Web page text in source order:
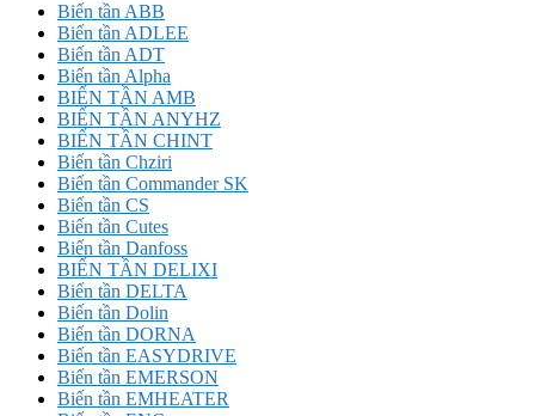
Biến tần ABB
Biến tần ADLEE
Biến tần ADT
Biến tần Alpha
BIẾN TẦN AMB
BIẾN TẦN ANYHZ
BIẾN TẦN CHINT
Biến tần Chziri
Biến tần Commander SK
Biến tần CS
Biến tần Cutes
Biến tần Danfoss
BIẾN TẦN DELIXI
Biến tần DELTA
Biến tần Dolin
Biến tần DORNA
Biến tần EASYDRIVE
Biến tần EMERSON
Biến tần EMHEATER